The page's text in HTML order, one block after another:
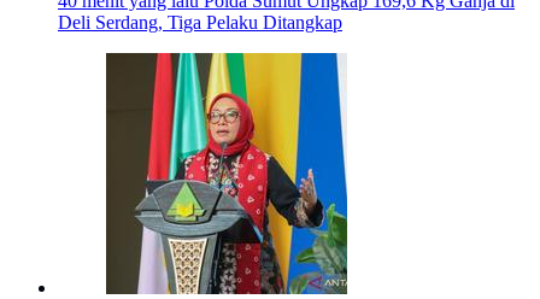
Deli Serdang, Tiga Pelaku Ditangkap